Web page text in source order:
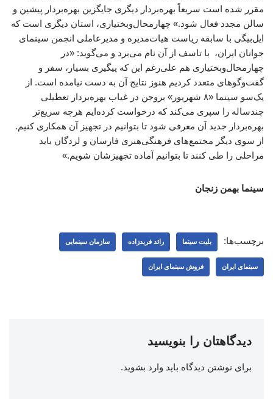
مقرر شده است سریعاً بهره‌بردار دیگری جایگزین بهره‌بردار پیشین و
سالن مجدد فعال شود.» چهارمحال‌وبختیاری، استان دیگری است که
ایل‌بیگی با سابقه ریاست هیات‌مدیره و مدیرعاملی انجمن سینمای
جوانان ایران، با تاسف از آن نام می‌برد و می‌گوید: «در
چهارمحال‌وبختیاری هم علی‌رغم این که پیگیری بسیار، سفر و
گفت‌وگوهای متعدد کردیم هنوز نتایج آن به دست نیامده است. از
یک‌سو سینما «۸ شهریور» بروجن در غیاب بهره‌بردار تعطیلی
چندساله را سپری می‌کند که درخواست کرده‌ایم هرچه سریع‌تر
بهره‌بردار جدید آن معرفی شود تا بتوانیم در تجهیز آن همکاری کنیم.
از سوی دیگر مجتمع‌های فرهنگی‌هنری فارسان و لردگان باید
مراحلی را طی کنند تا بتوانیم آماده تجهیزشان شویم.»
سینما بهمن زنجان
برچسب‌ها: بلیت سینما رائد فریدزاده سازمان سینمایی
سینمای ایران فروش سینمای ایران
دیدگاهتان را بنویسید
برای نوشتن دیدگاه باید وارد بشوید.